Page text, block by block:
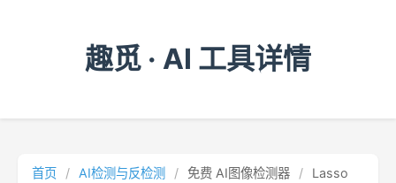
趣觅 · AI 工具详情
首页 / AI检测与反检测 / 免费 AI图像检测器 /
Lasso